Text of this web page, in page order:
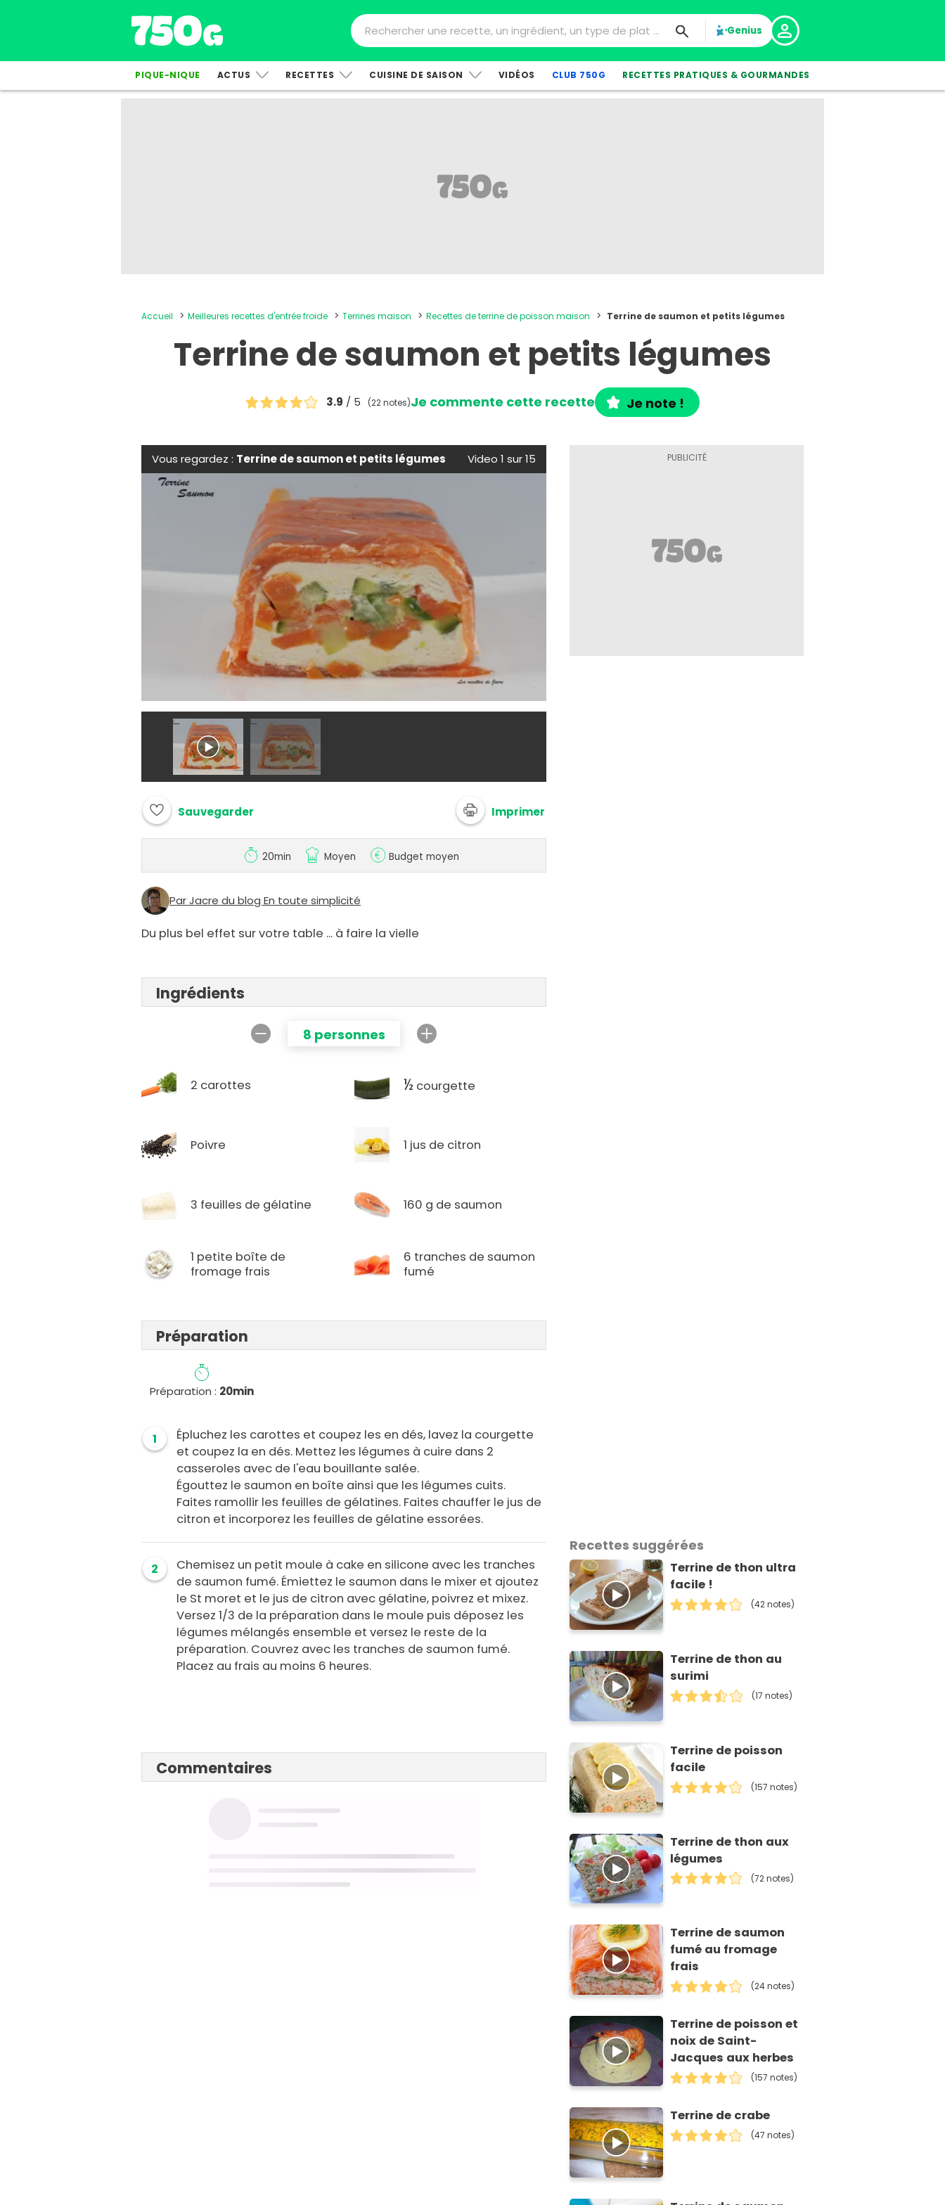
Genius
PIQUE-NIQUE ACTUS RECETTES CUISINE DE SAISON VIDÉOS CLUB 750G RECETTES PRATIQUES & GOURMANDES
Accueil Meilleures recettes d'entrée froide Terrines maison Recettes de terrine de poisson maison Terrine de saumon et petits légumes
Terrine de saumon et petits légumes
3.9 / 5 (22 notes)Je commente cette recette Je note !
Vous regardez : Terrine de saumon et petits légumes Video 1 sur 15
Sauvegarder Imprimer
20min Moyen Budget moyen
Par Jacre du blog En toute simplicité
Du plus bel effet sur votre table ... à faire la vielle
Ingrédients
8 personnes
2 carottes ½ courgette
Poivre 1 jus de citron
3 feuilles de gélatine 160 g de saumon
1 petite boîte de
fromage frais
6 tranches de saumon
fumé
Préparation
Préparation : 20min
1
Épluchez les carottes et coupez les en dés, lavez la courgette
et coupez la en dés. Mettez les légumes à cuire dans 2
casseroles avec de l'eau bouillante salée.
Égouttez le saumon en boîte ainsi que les légumes cuits.
Faites ramollir les feuilles de gélatines. Faites chauffer le jus de
citron et incorporez les feuilles de gélatine essorées.
2
Chemisez un petit moule à cake en silicone avec les tranches
de saumon fumé. Émiettez le saumon dans le mixer et ajoutez
le St moret et le jus de citron avec gélatine, poivrez et mixez.
Versez 1/3 de la préparation dans le moule puis déposez les
légumes mélangés ensemble et versez le reste de la
préparation. Couvrez avec les tranches de saumon fumé.
Placez au frais au moins 6 heures.
Commentaires
Recettes suggérées
Terrine de thon ultra
facile !
(42 notes)
Terrine de thon au
surimi
(17 notes)
Terrine de poisson
facile
(157 notes)
Terrine de thon aux
légumes
(72 notes)
Terrine de saumon
fumé au fromage
frais
(24 notes)
Terrine de poisson et
noix de Saint-
Jacques aux herbes
(157 notes)
Terrine de crabe
(47 notes)